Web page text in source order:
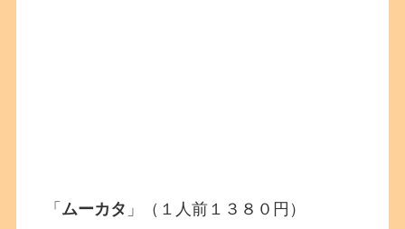
「 ムーカタ 」（１人前１３８０円）